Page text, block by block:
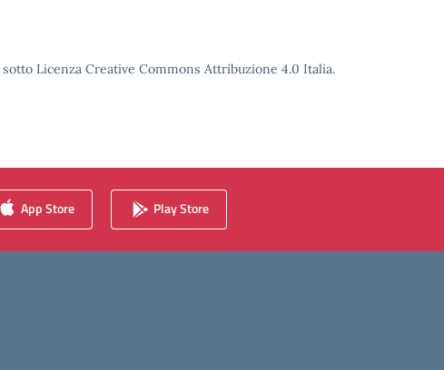
Licenza Creative Commons Attribuzione 4.0 Italia.
App Store Play Store